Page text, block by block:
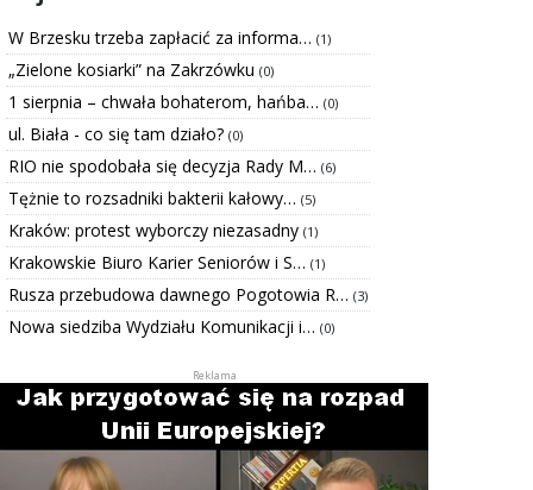
W Brzesku trzeba zapłacić za informa… (1)
„Zielone kosiarki” na Zakrzówku (0)
1 sierpnia – chwała bohaterom, hańba… (0)
ul. Biała - co się tam działo? (0)
RIO nie spodobała się decyzja Rady M… (6)
Tężnie to rozsadniki bakterii kałowy… (5)
Kraków: protest wyborczy niezasadny (1)
Krakowskie Biuro Karier Seniorów i S… (1)
Rusza przebudowa dawnego Pogotowia R… (3)
Nowa siedziba Wydziału Komunikacji i… (0)